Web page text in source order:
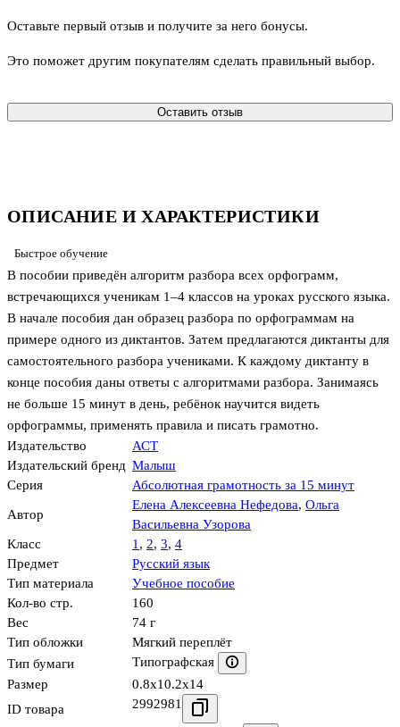
ОПИСАНИЕ И ХАРАКТЕРИСТИКИ
Быстрое обучение
В пособии приведён алгоритм разбора всех орфограмм,
встречающихся ученикам 1–4 классов на уроках русского языка.
В начале пособия дан образец разбора по орфограммам на
примере одного из диктантов. Затем предлагаются диктанты для
самостоятельного разбора учениками. К каждому диктанту в
конце пособия даны ответы с алгоритмами разбора. Занимаясь
не больше 15 минут в день, ребёнок научится видеть
орфограммы, применять правила и писать грамотно.
Издательство
АСТ
Издательский бренд Малыш
Серия
Абсолютная грамотность за 15 минут
Автор
Елена Алексеевна Нефедова, Ольга
Васильевна Узорова
Класс
1, 2, 3, 4
Предмет
Русский язык
Тип материала
Учебное пособие
Кол-во стр.
160
Вес
74 г
Тип обложки
Мягкий переплёт
Тип бумаги
Типографская
Размер
0.8x10.2x14
ID товара
2992981
Оставьте первый отзыв и получите за него бонусы.
Это поможет другим покупателям сделать правильный выбор.
Оставить отзыв